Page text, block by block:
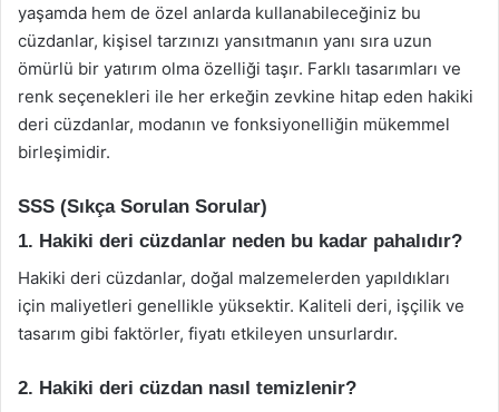
yaşamda hem de özel anlarda kullanabileceğiniz bu
cüzdanlar, kişisel tarzınızı yansıtmanın yanı sıra uzun
ömürlü bir yatırım olma özelliği taşır. Farklı tasarımları ve
renk seçenekleri ile her erkeğin zevkine hitap eden hakiki
deri cüzdanlar, modanın ve fonksiyonelliğin mükemmel
birleşimidir.
SSS (Sıkça Sorulan Sorular)
1. Hakiki deri cüzdanlar neden bu kadar pahalıdır?
Hakiki deri cüzdanlar, doğal malzemelerden yapıldıkları
için maliyetleri genellikle yüksektir. Kaliteli deri, işçilik ve
tasarım gibi faktörler, fiyatı etkileyen unsurlardır.
2. Hakiki deri cüzdan nasıl temizlenir?